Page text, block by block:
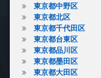
東京都中野区
東京都北区
東京都千代田区
東京都台東区
東京都品川区
東京都墨田区
東京都大田区